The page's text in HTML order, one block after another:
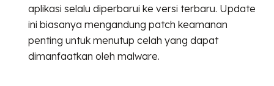
aplikasi selalu diperbarui ke versi terbaru. Update
ini biasanya mengandung patch keamanan
penting untuk menutup celah yang dapat
dimanfaatkan oleh malware.